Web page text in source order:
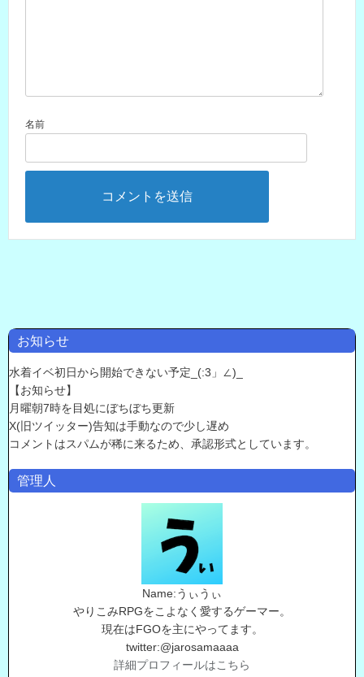
名前
お知らせ
水着イベ初日から開始できない予定_(:3」∠)_
【お知らせ】
月曜朝7時を目処にぼちぼち更新
X(旧ツイッター)告知は手動なので少し遅め
コメントはスパムが稀に来るため、承認形式としています。
管理人
Name:うぃうぃ
やりこみRPGをこよなく愛するゲーマー。
現在はFGOを主にやってます。
twitter:@jarosamaaaa
詳細プロフィールはこちら